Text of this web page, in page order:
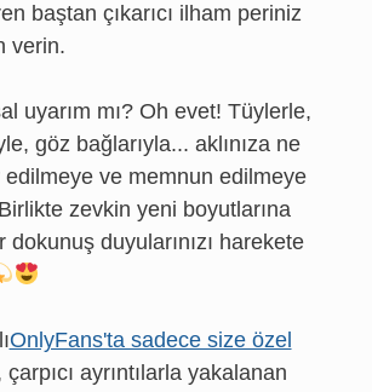
baştan çıkarıcı ilham periniz
verin.
uyarım mı? Oh evet! Tüylerle,
göz bağlarıyla... aklınıza ne
ve memnun edilmeye
zevkin yeni boyutlarına
dokunuş duyularınızı harekete
OnlyFans'ta sadece size özel
çarpıcı ayrıntılarla yakalanan